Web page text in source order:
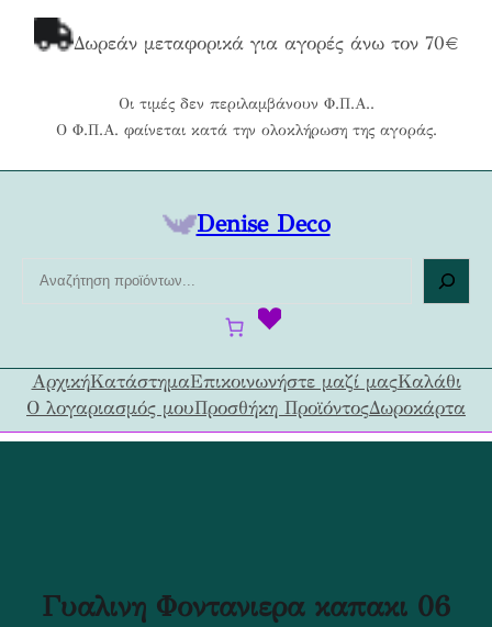
Δωρεάν μεταφορικά για αγορές άνω τον 70€
Οι τιμές δεν περιλαμβάνουν Φ.Π.Α..
Ο Φ.Π.Α. φαίνεται κατά την ολοκλήρωση της αγοράς.
Denise Deco
ή
τ
η
ΑρχικήΚατάστημαΕπικοινωνήστε μαζί μαςΚαλάθι
Ο λογαριασμός μουΠροσθήκη ΠροϊόντοςΔωροκάρτα
Γυαλινη Φοντανιερα καπακι 06